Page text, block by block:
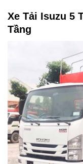
Xe Tải Isuzu 5
Tầng